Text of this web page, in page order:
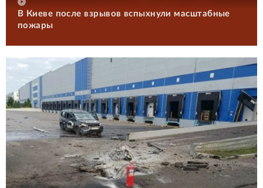
В Киеве после взрывов вспыхнули масштабные
пожары